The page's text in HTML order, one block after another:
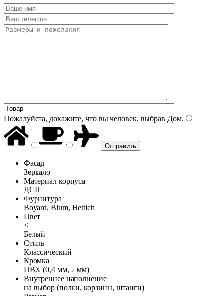
Пожалуйста, докажите, что вы человек, выбрав Дом.
Фасад
Зеркало
Материал корпуса
ДСП
Фурнитура
Boyard, Blum, Hettich
Цвет
<
Белый
Стиль
Классический
Кромка
ПВХ (0,4 мм, 2 мм)
Внутреннее наполнение
на выбор (полки, корзины, штанги)